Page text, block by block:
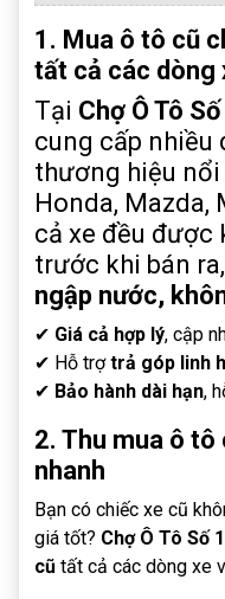
1. Mua ô tô cũ
tất cả các
Tại Chợ Ô Tô
cung cấp nhiều
thương hiệu
Honda, Mazda,
cả xe đều được
trước khi bán
ngập nước,
✔ Giá cả hợp lý, cập
✔ Hỗ trợtrả góp linh
✔ Bảo hành dài hạn,
2. Thu mua ô
nhanh
Bạn có chiếc xe cũ
giá tốt? Chợ Ô Tô Số
cũtất cả các dòng xe